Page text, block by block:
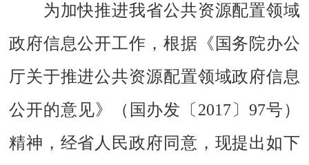
为加快推进我省公共资源配置领域
政府信息公开工作，根据《国务院办公
厅关于推进公共资源配置领域政府信息
公开的意见》（国办发〔2017〕97号）
精神，经省人民政府同意，现提出如下